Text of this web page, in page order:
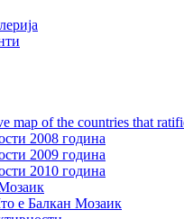
map of the countries that
2008 година
2009 година
2010 година
е Балкан Мозаик